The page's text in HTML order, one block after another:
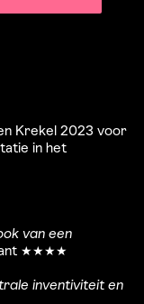
Krekel 2023 voor
in het
van een
★★★★
inventiviteit en